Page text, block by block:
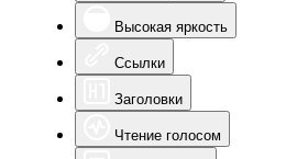
Высокая яркость
Ссылки
Заголовки
Чтение голосом